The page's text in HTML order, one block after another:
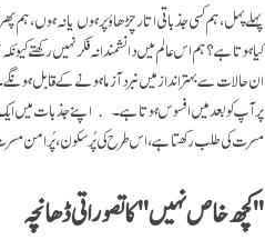
پہلے پہل، ہم کسی جذباتی اتار چڑھاؤ پر ہوں یا نہ ہوں،
کیا ہوتا ہے؟ ہم اس عالم میں دانشمندانہ فکر نہیں رکھتے
ان حالات سے بہتر انداز میں نبرد آزما ہونے کے قابل
پر آپ کو بعد میں افسوس ہوتا ہے۔ اپنے جذبات میں
مسرت کی طلب رکھتا ہے، اس طرح کی پُرسکون، پُر امن
"کچھ خاص نہیں" کا تصوراتی ڈھانچہ